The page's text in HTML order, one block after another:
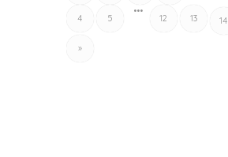
4 5
•••
12 13 14
»